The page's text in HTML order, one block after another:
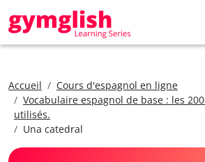
Accueil
Cours d'espagnol en ligne
Vocabulaire espagnol de base : les
utilisés.
Una catedral